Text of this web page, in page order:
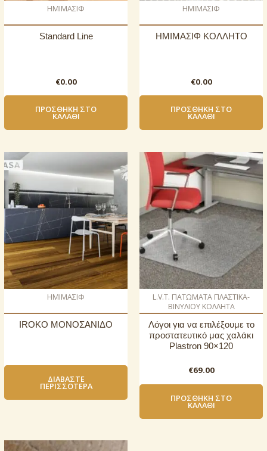
ΗΜΙΜΑΣΙΦ
Standard Line
€0.00
ΠΡΟΣΘΉΚΗ ΣΤΟ
ΚΑΛΆΘΙ
ΗΜΙΜΑΣΙΦ
ΗΜΙΜΑΣΙΦ ΚΟΛΛΗΤΟ
€0.00
ΠΡΟΣΘΉΚΗ ΣΤΟ
ΚΑΛΆΘΙ
ΗΜΙΜΑΣΙΦ
IROKO ΜΟΝΟΣΑΝΙΔΟ
ΔΙΑΒΆΣΤΕ
ΠΕΡΙΣΣΌΤΕΡΑ
L.V.T. ΠΑΤΩΜΑΤΑ ΠΛΑΣΤΙΚΑ-
ΒΙΝΥΛΙΟΥ ΚΟΛΛΗΤΑ
Λόγοι για να επιλέξουμε το
προστατευτικό μας χαλάκι
Plastron 90×120
€69.00
ΠΡΟΣΘΉΚΗ ΣΤΟ
ΚΑΛΆΘΙ